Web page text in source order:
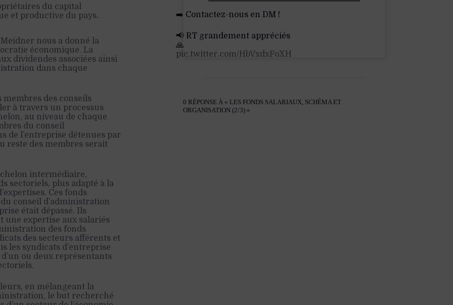
du capital
et productive du pays.
nous a donné la
économique. La
dividendes associées ainsi
dans chaque
membres des conseils
à travers un processus
au niveau de chaque
du conseil
de l’entreprise détenues par
reste des membres serait
intermédiaire,
sectoriels, plus adapté à la
Ces fonds
conseil d’administration
était dépassé. Ils
une expertise aux salariés
des fonds
des secteurs afférents et
les syndicats d’entreprise
ou deux représentants
en mélangeant la
le but recherché
➡️ Contactez-nous en DM !
📢 RT grandement appréciés
🙏
pic.twitter.com/HbVxdxFoXH
0 RÉPONSE À « LES FONDS SALARIAUX, SCHÉMA ET
ORGANISATION (2/3) »